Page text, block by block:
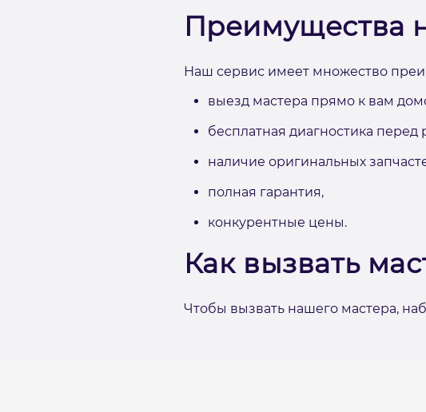
Преимущества
Наш сервис имеет множество
выезд мастера прямо к вам
бесплатная диагностика перед
наличие оригинальных
полная гарантия,
конкурентные цены.
Как вызвать
Чтобы вызвать нашего мастера,